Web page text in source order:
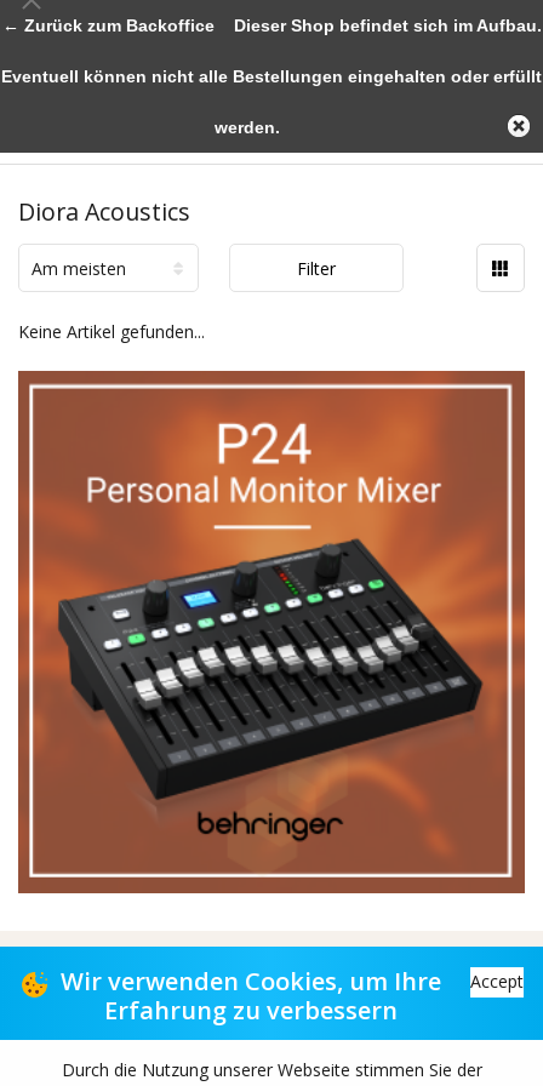
Diora Acoustics
Am meisten Filter
Keine Artikel gefunden...
Vertriebspartner für Musikgeschäfte
Distribution partner to music stores
Copyright© 2026 TAS-retail B.V. All rights reserved.
← Zurück zum BackofficeDieser Shop befindet sich im Aufbau.
Eventuell können nicht alle Bestellungen eingehalten oder erfüllt
werden.
Wir verwenden Cookies, um Ihre
Erfahrung zu verbessern
Accept
Durch die Nutzung unserer Webseite stimmen Sie der